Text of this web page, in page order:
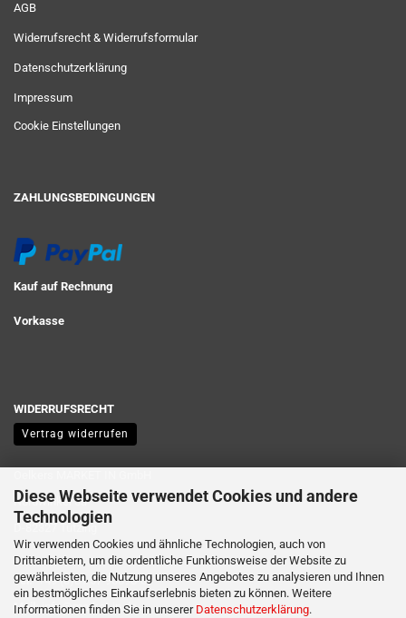
Diese Webseite verwendet Cookies und andere
Technologien
Wir verwenden Cookies und ähnliche Technologien, auch von
Drittanbietern, um die ordentliche Funktionsweise der Website zu
gewährleisten, die Nutzung unseres Angebotes zu analysieren und Ihnen
ein bestmögliches Einkaufserlebnis bieten zu können. Weitere
Informationen finden Sie in unserer Datenschutzerklärung.
AGB
Widerrufsrecht & Widerrufsformular
Datenschutzerklärung
Impressum
Cookie Einstellungen
ZAHLUNGSBEDINGUNGEN
Kauf auf Rechnung
Vorkasse
WIDERRUFSRECHT
Vertrag widerrufen
Nordwinkel 3a
D-82327 Tutzing
Tel:+49 (0)81 57 90398-0
Mail:info@market-in.de